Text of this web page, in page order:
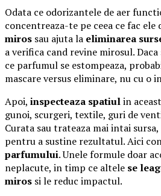
Odata ce odorizantele de aer
concentreaza-te pe ceea ce fac ele
miros sau ajuta la eliminarea
a verifica cand revine mirosul.
ce parfumul se estompeaza,
mascare versus eliminare, nu cu o
Apoi, inspecteaza spatiulin
gunoi, scurgeri, textile, guri de
Curata sau trateaza mai intai
pentru a sustine rezultatul. Aici
parfumului. Unele formule doar
neplacute, in timp ce altele se
miros si le reduc impactul.